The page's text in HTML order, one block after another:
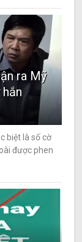
ra Mỹ
biệt là số cờ
được phen